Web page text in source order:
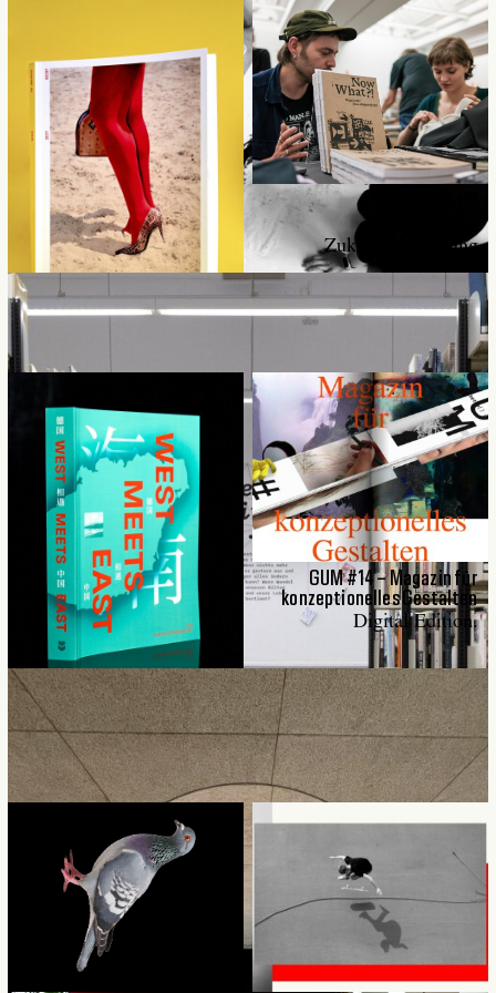
22 Uhr. Zeit kreativ
zu sein?
Über die Faszination des nächtlichen Arbeitens, wenn
alles um einen herum still wird.
Warum
wir Gestalten
Über Leidenschaft, Selbstfindung und kreative Identität
Zukunftsgestaltung
WEST MEETS EAST
Ein Exkursionsbericht
GUM #14 – Magazin für
konzeptionelles Gestalten
Digital Edition.